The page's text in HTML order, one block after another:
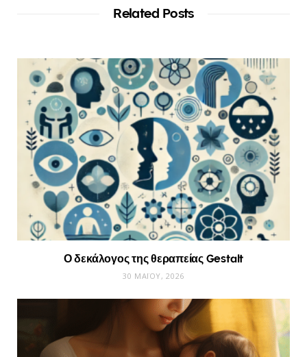
Related Posts
Ο δεκάλογος της θεραπείας Gestalt
30 ΜΑΪ́ΟΥ, 2026